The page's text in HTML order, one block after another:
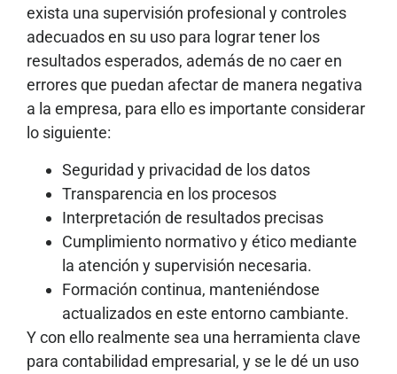
exista una supervisión profesional y controles
adecuados en su uso para lograr tener los
resultados esperados, además de no caer en
errores que puedan afectar de manera negativa
a la empresa, para ello es importante considerar
lo siguiente:
Seguridad y privacidad de los datos
Transparencia en los procesos
Interpretación de resultados precisas
Cumplimiento normativo y ético mediante
la atención y supervisión necesaria.
Formación continua, manteniéndose
actualizados en este entorno cambiante.
Y con ello realmente sea una herramienta clave
para contabilidad empresarial, y se le dé un uso